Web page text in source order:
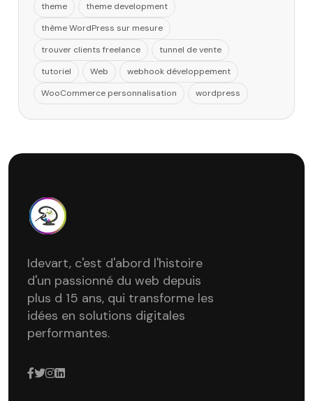
theme
theme development
thème WordPress sur mesure
trouver clients freelance
tunnel de vente
tutoriel
Web
webhook développement
WooCommerce personnalisation
wordpress
Idevart, c'est d'abord l'histoire
d'un passionné du web depuis
plus d 15 ans, qui transforme les
idées en solutions digitales
performantes.